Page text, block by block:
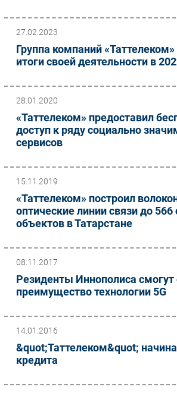
27.02.2023
Группа компаний
итоги своей деятельности в
28.01.2020
«Таттелеком» предоставил
доступ к ряду социально
сервисов
15.11.2019
«Таттелеком» построил
оптические линии связи до
объектов в Татарстане
08.11.2017
Резиденты Иннополиса смогут
преимущество технологии 5G
14.01.2016
&quot;Таттелеком&quot;
кредита